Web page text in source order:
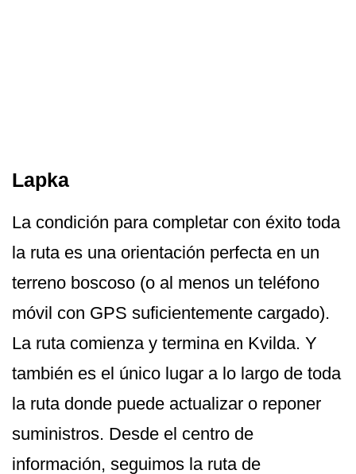
Lapka
La condición para completar con éxito toda
la ruta es una orientación perfecta en un
terreno boscoso (o al menos un teléfono
móvil con GPS suficientemente cargado).
La ruta comienza y termina en Kvilda. Y
también es el único lugar a lo largo de toda
la ruta donde puede actualizar o reponer
suministros. Desde el centro de
información, seguimos la ruta de